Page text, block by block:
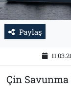
Paylaş
Çin Savunma